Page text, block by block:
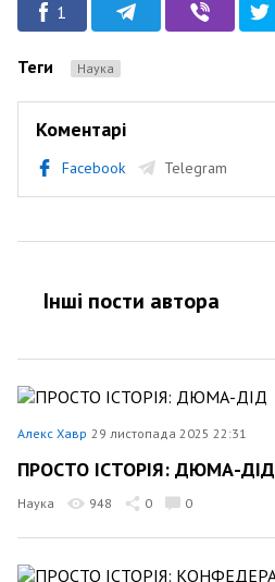
1
Теги Наука
Коментарі
Facebook Telegram
Інші пости автора
Алекс Хавр 29 листопада 2025 22:31
ПРОСТО ІСТОРІЯ: ДЮМА-ДІД
Наука 948 0 0